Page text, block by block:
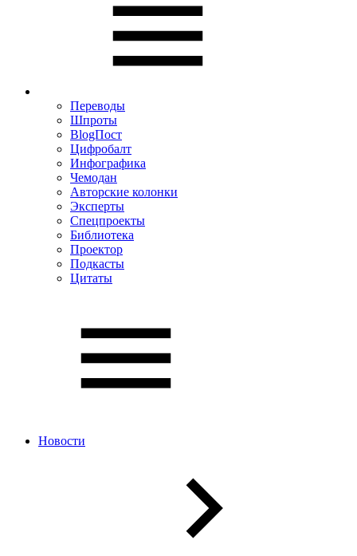
Переводы
Шпроты
BlogПост
Цифробалт
Инфографика
Чемодан
Авторские колонки
Эксперты
Спецпроекты
Библиотека
Проектор
Подкасты
Цитаты
Новости